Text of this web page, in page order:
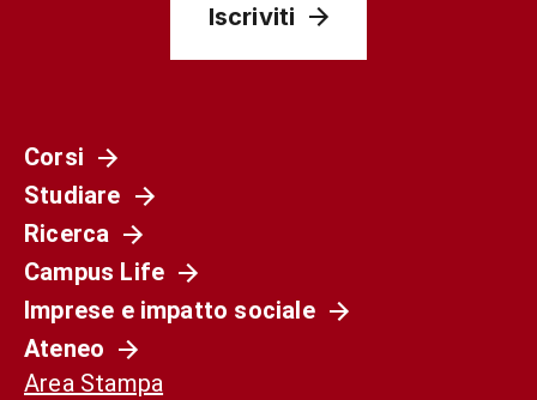
Iscriviti
Corsi
Studiare
Ricerca
Campus Life
Imprese e impatto sociale
Ateneo
Area Stampa